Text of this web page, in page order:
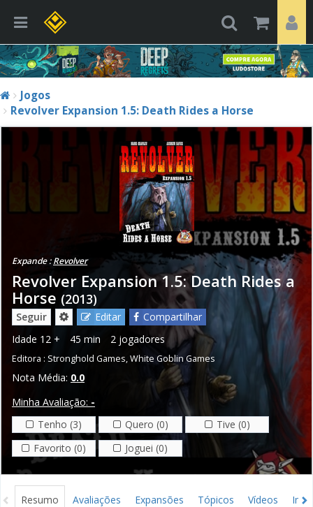
Jogos
Revolver Expansion 1.5: Death Rides a Horse
Expande :Revolver
Revolver Expansion 1.5: Death Rides a
Horse (2013)
Seguir Editar
Compartilhar
Idade 12 + 45 min 2 jogadores
Editora : Stronghold Games,White Goblin Games
Nota Média: 0.0
Minha Avaliação: -
Tenho (3)
Quero (0)
Tive (0)
Favorito (0)
Joguei (0)
Resumo Avaliações Expansões Tópicos Vídeos